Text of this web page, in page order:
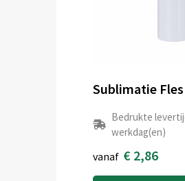
Sublimatie
Bedrukte
werkdag(en)
vanaf € 2,86